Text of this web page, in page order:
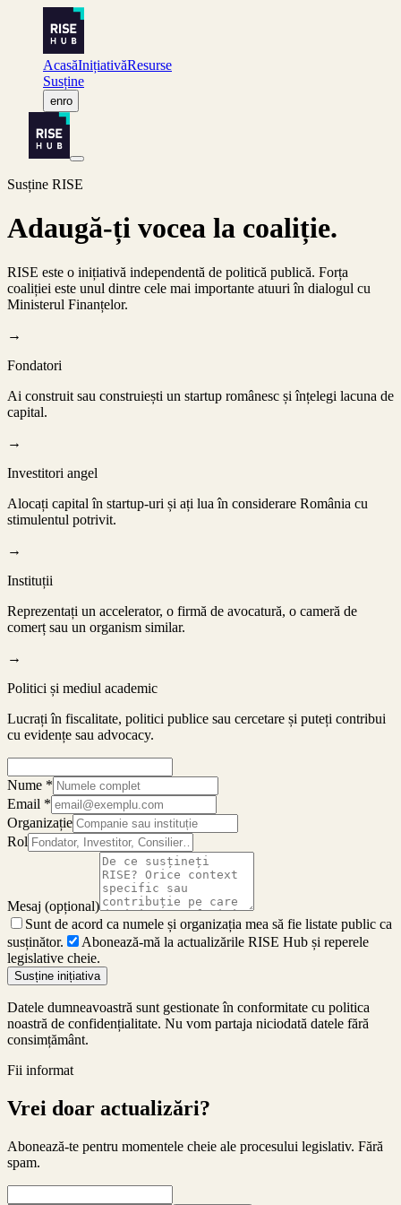
AcasăInițiativăResurse
Susține
enro
Susține RISE
Adaugă-ți vocea la coaliție.
RISE este o inițiativă independentă de politică publică. Forța
coaliției este unul dintre cele mai importante atuuri în dialogul cu
Ministerul Finanțelor.
→
Fondatori
Ai construit sau construiești un startup românesc și înțelegi lacuna de
capital.
→
Investitori angel
Alocați capital în startup-uri și ați lua în considerare România cu
stimulentul potrivit.
→
Instituții
Reprezentați un accelerator, o firmă de avocatură, o cameră de
comerț sau un organism similar.
→
Politici și mediul academic
Lucrați în fiscalitate, politici publice sau cercetare și puteți contribui
cu evidențe sau advocacy.
Nume *
Email *
Organizație
Rol
Mesaj (opțional)
Sunt de acord ca numele și organizația mea să fie listate public ca
susținător.
Abonează-mă la actualizările RISE Hub și reperele
legislative cheie.
Susține inițiativa
Datele dumneavoastră sunt gestionate în conformitate cu politica
noastră de confidențialitate. Nu vom partaja niciodată datele fără
consimțământ.
Fii informat
Vrei doar actualizări?
Abonează-te pentru momentele cheie ale procesului legislativ. Fără
spam.